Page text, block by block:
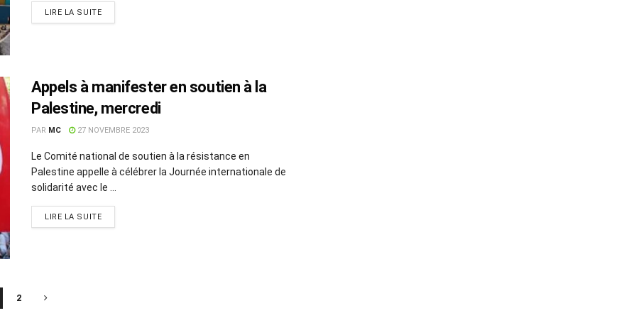
LIRE LA SUITE
Appels à manifester en soutien à la
Palestine, mercredi
PAR MC 27 NOVEMBRE 2023
Le Comité national de soutien à la résistance en
Palestine appelle à célébrer la Journée internationale de
solidarité avec le ...
LIRE LA SUITE
2